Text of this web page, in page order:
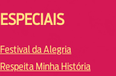
ESPECIAIS
Festival da Alegria
Respeita Minha História